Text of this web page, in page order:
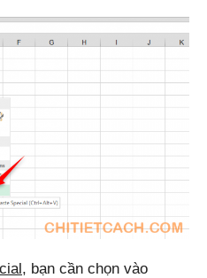
, bạn cần chọn vào